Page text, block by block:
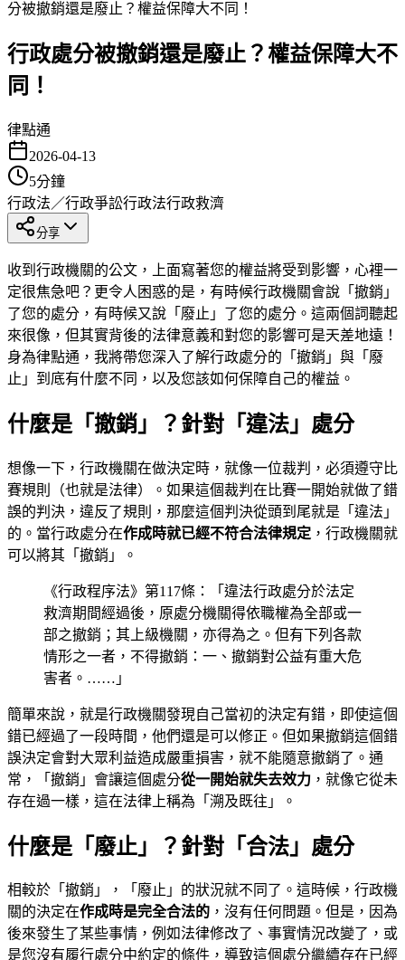
分被撤銷還是廢止？權益保障大不同！
行政處分被撤銷還是廢止？權益保障大不
同！
律點通
2026-04-13
5分鐘
行政法／行政爭訟行政法行政救濟
分享
收到行政機關的公文，上面寫著您的權益將受到影響，心裡一
定很焦急吧？更令人困惑的是，有時候行政機關會說「撤銷」
了您的處分，有時候又說「廢止」了您的處分。這兩個詞聽起
來很像，但其實背後的法律意義和對您的影響可是天差地遠！
身為律點通，我將帶您深入了解行政處分的「撤銷」與「廢
止」到底有什麼不同，以及您該如何保障自己的權益。
什麼是「撤銷」？針對「違法」處分
想像一下，行政機關在做決定時，就像一位裁判，必須遵守比
賽規則（也就是法律）。如果這個裁判在比賽一開始就做了錯
誤的判決，違反了規則，那麼這個判決從頭到尾就是「違法」
的。當行政處分在作成時就已經不符合法律規定 ，行政機關就
可以將其「撤銷」。
《行政程序法》第117條：「違法行政處分於法定
救濟期間經過後，原處分機關得依職權為全部或一
部之撤銷；其上級機關，亦得為之。但有下列各款
情形之一者，不得撤銷：一、撤銷對公益有重大危
害者。……」
簡單來說，就是行政機關發現自己當初的決定有錯，即使這個
錯已經過了一段時間，他們還是可以修正。但如果撤銷這個錯
誤決定會對大眾利益造成嚴重損害，就不能隨意撤銷了。通
常，「撤銷」會讓這個處分從一開始就失去效力 ，就像它從未
存在過一樣，這在法律上稱為「溯及既往」。
什麼是「廢止」？針對「合法」處分
相較於「撤銷」，「廢止」的狀況就不同了。這時候，行政機
關的決定在作成時是完全合法的 ，沒有任何問題。但是，因為
後來發生了某些事情，例如法律修改了、事實情況改變了，或
是您沒有履行處分中約定的條件，導致這個處分繼續存在已經